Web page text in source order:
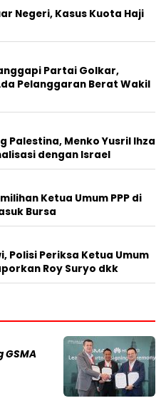
Negeri, Kasus Kuota Haji
Partai Golkar,
Pelanggaran Berat Wakil
Palestina, Menko Yusril Ihza
dengan Israel
Ketua Umum PPP di
Bursa
Polisi Periksa Ketua Umum
Roy Suryo dkk
GSMA